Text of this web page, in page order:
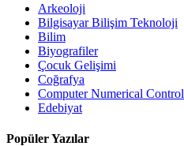
Arkeoloji
Bilgisayar Bilişim Teknoloji
Bilim
Biyografiler
Çocuk Gelişimi
Coğrafya
Computer Numerical Control
Edebiyat
Popüler Yazılar